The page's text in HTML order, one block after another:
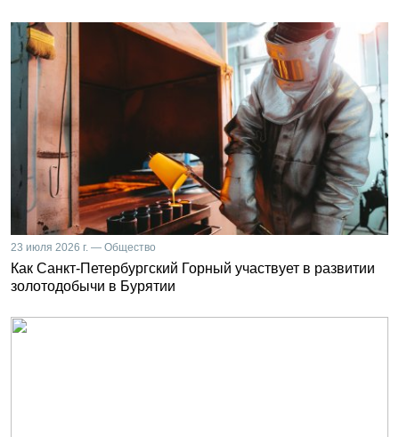
23 июля 2026 г. — Общество
Как Санкт-Петербургский Горный участвует в развитии
золотодобычи в Бурятии